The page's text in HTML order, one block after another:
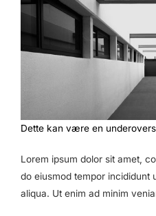
Dette kan være en
Lorem ipsum dolor sit amet,
do eiusmod tempor incididunt
aliqua. Ut enim ad minim